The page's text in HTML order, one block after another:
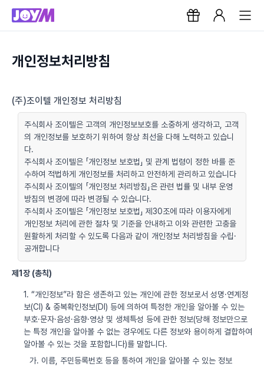
개인정보처리방침
(주)조이텔 개인정보 처리방침
주식회사 조이텔은 고객의 개인정보보호를 소중하게 생각하고, 고객
의 개인정보를 보호하기 위하여 항상 최선을 다해 노력하고 있습니
다.
주식회사 조이텔은 「개인정보 보호법」 및 관계 법령이 정한 바를 준
수하여 적법하게 개인정보를 처리하고 안전하게 관리하고 있습니다
주식회사 조이텔의 「개인정보 처리방침」은 관련 법률 및 내부 운영
방침의 변경에 따라 변경될 수 있습니다.
주식회사 조이텔은 「개인정보 보호법」 제30조에 따라 이용자에게
개인정보 처리에 관한 절차 및 기준을 안내하고 이와 관련한 고충을
원활하게 처리할 수 있도록 다음과 같이 개인정보 처리방침을 수립·
공개합니다
제1장 (총칙)
1. “개인정보”라 함은 생존하고 있는 개인에 관한 정보로서 성명·연계정
보(CI) & 중복확인정보(DI) 등에 의하여 특정한 개인을 알아볼 수 있는
부호·문자·음성·음향·영상 및 생체특성 등에 관한 정보(당해 정보만으로
는 특정 개인을 알아볼 수 없는 경우에도 다른 정보와 용이하게 결합하여
알아볼 수 있는 것을 포함합니다)를 말합니다.
가. 이름, 주민등록번호 등을 통하여 개인을 알아볼 수 있는 정보